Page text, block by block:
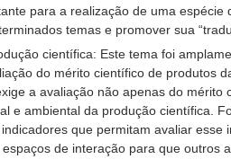
para a realização de uma espécie
temas e promover sua
científica: Este tema foi
do mérito científico de produtos
a avaliação não apenas do mérito
e ambiental da produção científica.
que permitam avaliar esse
de interação para que outros